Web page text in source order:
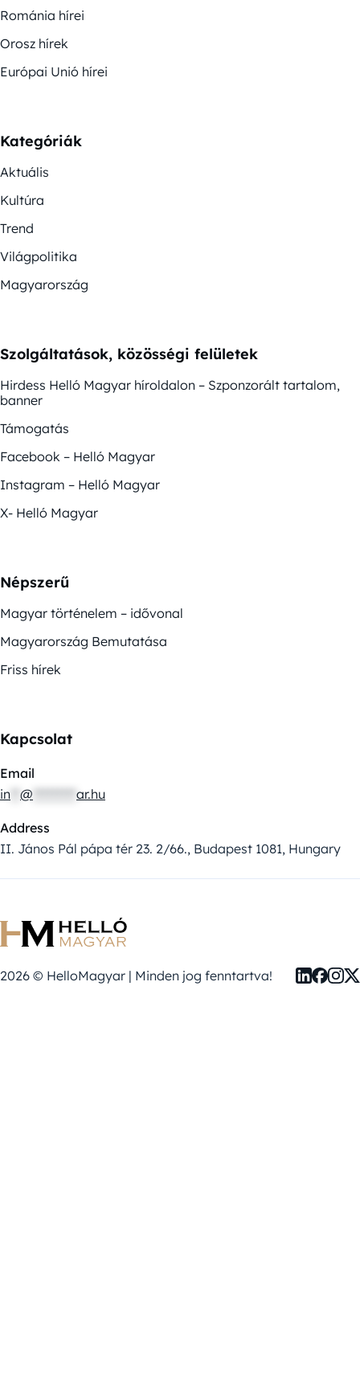
Románia hírei
Orosz hírek
Európai Unió hírei
Kategóriák
Aktuális
Kultúra
Trend
Világpolitika
Magyarország
Szolgáltatások, közösségi felületek
Hirdess Helló Magyar híroldalon – Szponzorált tartalom,
banner
Támogatás
Facebook – Helló Magyar
Instagram – Helló Magyar
X- Helló Magyar
Népszerű
Magyar történelem – idővonal
Magyarország Bemutatása
Friss hírek
Kapcsolat
Email
in @ ar.hu
Address
II. János Pál pápa tér 23. 2/66., Budapest 1081, Hungary
2026 © HelloMagyar | Minden jog fenntartva!